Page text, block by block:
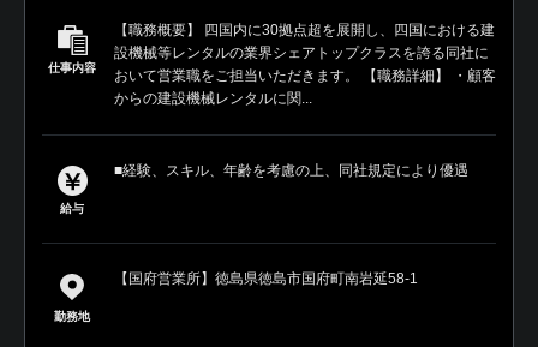
仕事内容
【職務概要】 四国内に30拠点超を展開し、四国における建
設機械等レンタルの業界シェアトップクラスを誇る同社に
おいて営業職をご担当いただきます。 【職務詳細】 ・顧客
からの建設機械レンタルに関...
給与
■経験、スキル、年齢を考慮の上、同社規定により優遇
勤務地
【国府営業所】徳島県徳島市国府町南岩延58-1